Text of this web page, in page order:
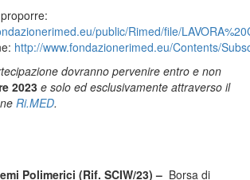
public/Rimed/file/
http://www.fondazionerimed.eu/Contents/
dovranno pervenire entro e non
2023 e solo ed esclusivamente attraverso il
Ri.MED.
Polimerici (Rif. SCIW/23) – Borsa di